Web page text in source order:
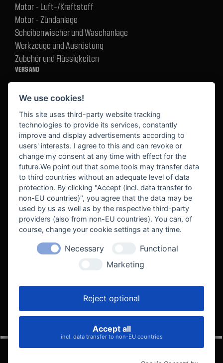
Motor - Luft-/Kraftstoff
Motor - Zündanlage
Scheibenwischer und Waschanlage
Werkzeuge und Ausrüstung
Zubehör und Flüssigkeiten
VERSAND
BEKANNT AUS
VELOCITY AUTOMOTIVE
We use cookies!
This site uses third-party website tracking
technologies to provide its services, constantly
improve and display advertisements according to
users' interests. I agree to this and can revoke or
change my consent at any time with effect for the
future.We point out that some tools may transfer data
to third countries without an adequate level of data
protection. By clicking "Accept (incl. data transfer to
non-EU countries)", you agree that the data may be
used by us as well as by the respective third-party
providers (also from non-EU countries). You can, of
course, change your cookie settings at any time.
Necessary
Functional
Marketing
Reject optional
Accept all
incl. data transfer to non-EU countries